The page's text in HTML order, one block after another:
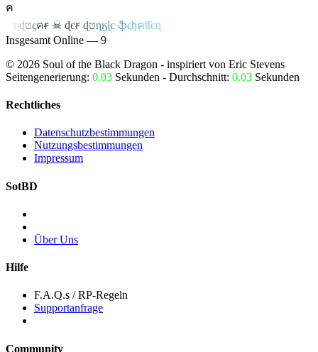
ค
ɳɖטςคꞧ ☠ ɖєꞧ ɖטɳӄɭє ֆςђคƭƭєɳ
Insgesamt Online — 9
© 2026 Soul of the Black Dragon - inspiriert von Eric Stevens
Seitengenerierung: 0.03 Sekunden - Durchschnitt: 0.03 Sekunden
Rechtliches
Datenschutzbestimmungen
Nutzungsbestimmungen
Impressum
SotBD
Über Uns
Hilfe
F.A.Q.s / RP-Regeln
Supportanfrage
Community